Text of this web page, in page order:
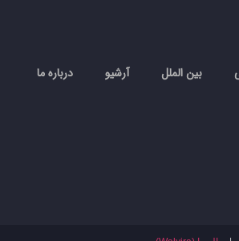
بین الملل آرشیو درباره ما